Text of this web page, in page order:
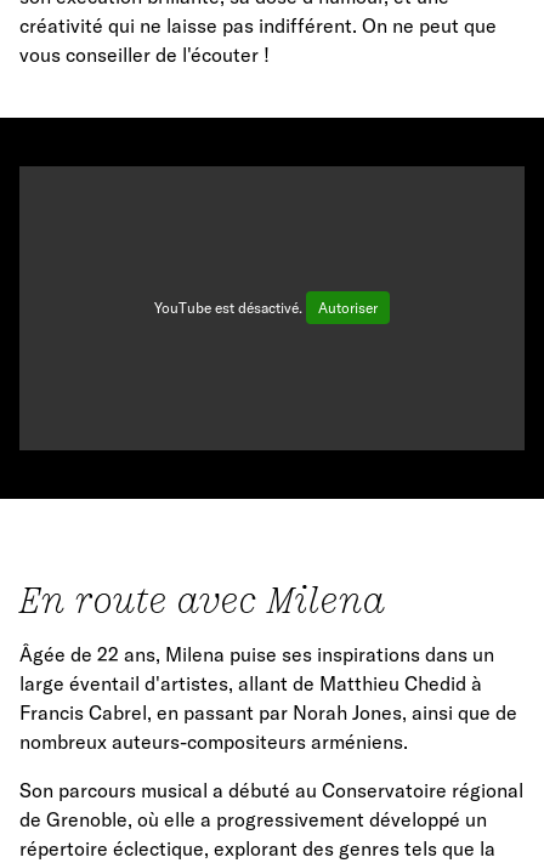
créativité qui ne laisse pas indifférent. On ne peut que
vous conseiller de l'écouter !
YouTube est désactivé. Autoriser
En route avec Milena
Âgée de 22 ans, Milena puise ses inspirations dans un
large éventail d'artistes, allant de Matthieu Chedid à
Francis Cabrel, en passant par Norah Jones, ainsi que de
nombreux auteurs-compositeurs arméniens.
Son parcours musical a débuté au Conservatoire régional
de Grenoble, où elle a progressivement développé un
répertoire éclectique, explorant des genres tels que la